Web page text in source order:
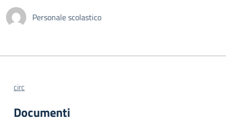
Personale scolastico
circ
Documenti